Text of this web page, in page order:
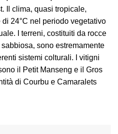
Il clima, quasi tropicale,
24°C nel periodo vegetativo
I terreni, costituiti da rocce
sono estremamente
sistemi colturali. I vitigni
il Petit Manseng e il Gros
di Courbu e Camaralets